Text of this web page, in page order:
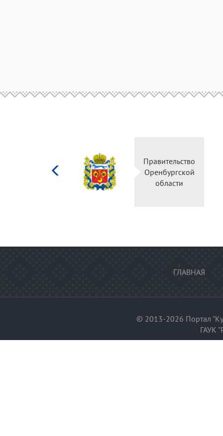
Министерство
культуры
Российской
федерации
ГЛАВНАЯ
© 2013-2026 Портал
ГАУК